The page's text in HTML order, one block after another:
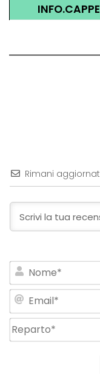
Rimani